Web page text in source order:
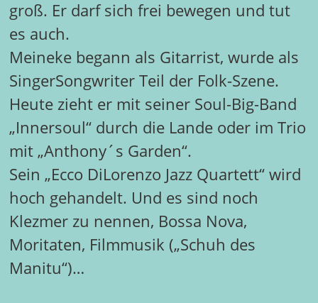
groß. Er darf sich frei bewegen und tut
es auch.
Meineke begann als Gitarrist, wurde als
SingerSongwriter Teil der Folk-Szene.
Heute zieht er mit seiner Soul-Big-Band
„Innersoul“ durch die Lande oder im Trio
mit „Anthony´s Garden“.
Sein „Ecco DiLorenzo Jazz Quartett“ wird
hoch gehandelt. Und es sind noch
Klezmer zu nennen, Bossa Nova,
Moritaten, Filmmusik („Schuh des
Manitu“)…